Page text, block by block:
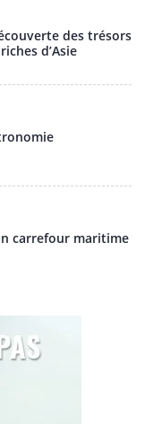
des trésors
d’Asie
carrefour maritime